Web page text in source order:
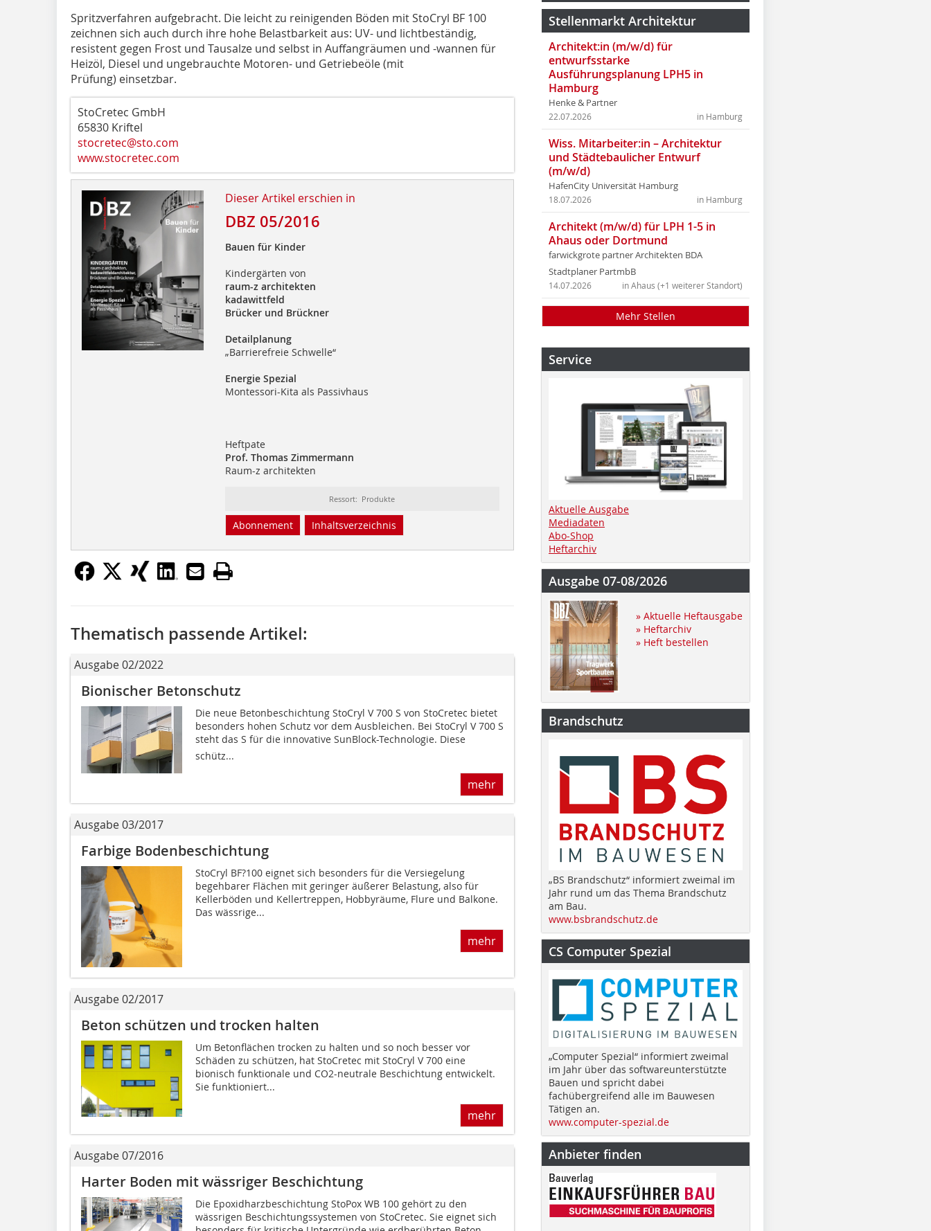
Spritzverfahren aufgebracht. Die leicht zu reinigenden Böden mit StoCryl BF 100
zeichnen sich auch durch ihre hohe Belastbarkeit aus: UV- und lichtbeständig,
resistent gegen Frost und Tausalze und selbst in Auffangräumen und -wannen für
Heizöl, Diesel und ungebrauchte Motoren- und Getriebeöle (mit
Prüfung) einsetzbar.
StoCretec GmbH
65830 Kriftel
stocretec@sto.com
www.stocretec.com
Dieser Artikel erschien in
DBZ 05/2016
Bauen für Kinder
Kindergärten von
raum-z architekten
kadawittfeld
Brücker und Brückner
Detailplanung
„Barrierefreie Schwelle“
Energie Spezial
Montessori-Kita als Passivhaus
Heftpate
Prof. Thomas Zimmermann
Raum-z architekten
Ressort: Produkte
Abonnement Inhaltsverzeichnis
Thematisch passende Artikel:
Ausgabe 02/2022
Bionischer Betonschutz
Die neue Betonbeschichtung StoCryl V 700 S von StoCretec bietet
besonders hohen Schutz vor dem Ausbleichen. Bei StoCryl V 700 S
steht das S für die innovative SunBlock-Technologie. Diese
schütz...
mehr
Ausgabe 03/2017
Farbige Bodenbeschichtung
StoCryl BF?100 eignet sich besonders für die Versiegelung
begehbarer Flächen mit geringer äußerer Belastung, also für
Kellerböden und Kellertreppen, Hobbyräume, Flure und Balkone.
Das wässrige...
mehr
Ausgabe 02/2017
Beton schützen und trocken halten
Um Betonflächen trocken zu halten und so noch besser vor
Schäden zu schützen, hat StoCretec mit StoCryl V 700 eine
bionisch funktionale und CO2-neutrale Beschichtung entwickelt.
Sie funktioniert...
mehr
Ausgabe 07/2016
Harter Boden mit wässriger Beschichtung
Die Epoxidharzbeschichtung StoPox WB 100 gehört zu den
wässrigen Beschichtungssystemen von StoCretec. Sie eignet sich
Stellenmarkt Architektur
Architekt:in (m/w/d) für
entwurfsstarke
Ausführungsplanung LPH5 in
Hamburg
Henke & Partner
in Hamburg
22.07.2026
Wiss. Mitarbeiter:in – Architektur
und Städtebaulicher Entwurf
(m/w/d)
HafenCity Universität Hamburg
in Hamburg
18.07.2026
Architekt (m/w/d) für LPH 1-5 in
Ahaus oder Dortmund
farwickgrote partner Architekten BDA
Stadtplaner PartmbB
in Ahaus (+1 weiterer Standort)
14.07.2026
Mehr Stellen
Service
Aktuelle Ausgabe
Mediadaten
Abo-Shop
Heftarchiv
Ausgabe 07-08/2026
» Aktuelle Heftausgabe
» Heftarchiv
» Heft bestellen
Brandschutz
„BS Brandschutz“ informiert zweimal im
Jahr rund um das Thema Brandschutz
am Bau.
www.bsbrandschutz.de
CS Computer Spezial
„Computer Spezial“ informiert zweimal
im Jahr über das softwareunterstützte
Bauen und spricht dabei
fachübergreifend alle im Bauwesen
Tätigen an.
www.computer-spezial.de
Anbieter finden